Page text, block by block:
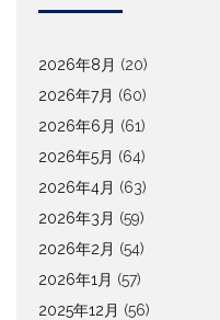
2026年8月 (20)
2026年7月 (60)
2026年6月 (61)
2026年5月 (64)
2026年4月 (63)
2026年3月 (59)
2026年2月 (54)
2026年1月 (57)
2025年12月 (56)